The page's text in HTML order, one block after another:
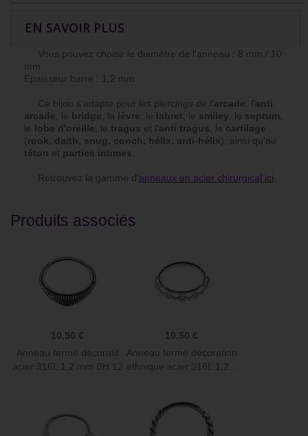
EN SAVOIR PLUS
Vous pouvez choisir le diamètre de l'anneau : 8 mm / 10
mm.
Epaisseur barre : 1,2 mm.
Ce bijou s'adapte pour les piercings de l'arcade , l'anti
arcade , le bridge , la lèvre , le labret , le smiley , le septum
le lobe d'oreille , le tragus et l'anti tragus , le cartilage
(rook, daith, snug, conch, hélix, anti-hélix), ainsi qu'au
téton et parties intimes
Retrouvez la gamme d'anneaux en acier chirurgical ici
Produits associés
10,50 €
Anneau fermé décoratif
acier 316L 1,2 mm BH 12
10,50 €
Anneau fermé décoration
ethnique acier 316L 1,2...